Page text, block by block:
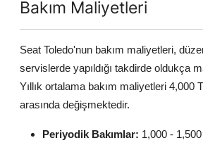
Bakım Maliyetleri
Seat Toledo'nun bakım maliyetleri,
servislerde yapıldığı takdirde oldukça
Yıllık ortalama bakım maliyetleri 4,000
arasında değişmektedir.
Periyodik Bakımlar: 1,000 -